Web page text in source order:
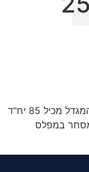
מגדל יוקרה בפינת השחר בעל 38 קומות, המגדל מכיל 85 יח"ד
ושטחי מסחר במפלס